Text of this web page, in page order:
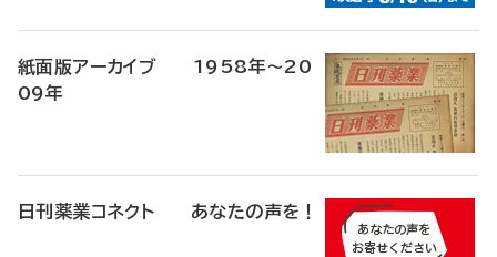
紙面版アーカイブ 1958年～20
09年
日刊薬業コネクト あなたの声を！